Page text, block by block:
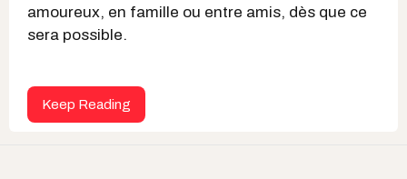
amoureux, en famille ou entre amis, dès que ce
sera possible.
Keep Reading